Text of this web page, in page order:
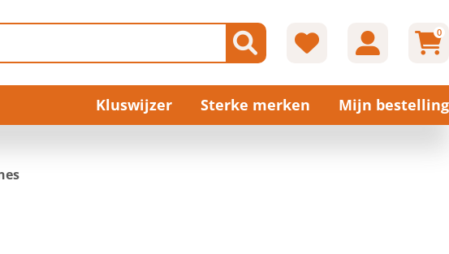
0
Kluswijzer Sterke merken Mijn bestelling